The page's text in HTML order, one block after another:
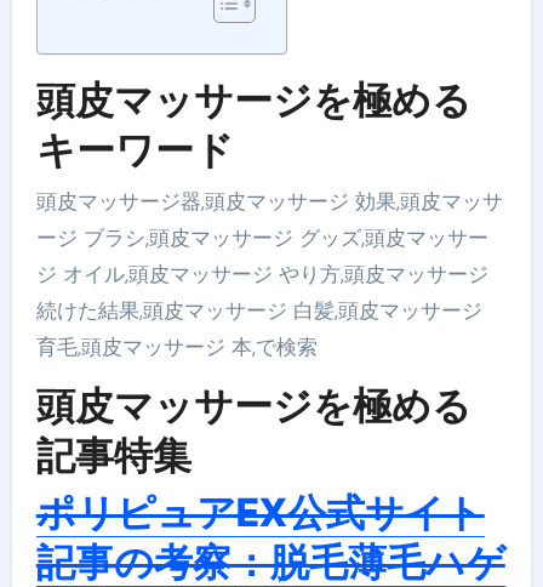
頭皮マッサージを極める
キーワード
頭皮マッサージ器,頭皮マッサージ 効果,頭皮マッサ
ージ ブラシ,頭皮マッサージ グッズ,頭皮マッサー
ジ オイル,頭皮マッサージ やり方,頭皮マッサージ
続けた結果,頭皮マッサージ 白髪,頭皮マッサージ
育毛,頭皮マッサージ 本,で検索
頭皮マッサージを極める
記事特集
ポリピュアEX公式サイト
記事の考察：脱毛薄毛ハゲ